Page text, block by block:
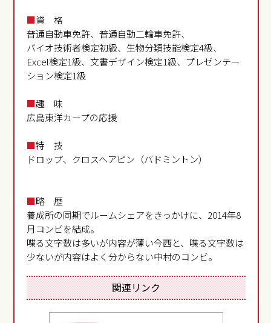
■資 格
普通自動車免許、普通自動二輪車免許、
バイオ技術者検定初級、生物分類技能検定4級、
Excel検定1級、文書デザイン検定1級、プレゼンテー
ション検定1級
■趣 味
広島東洋カープの応援
■特 技
ドロップ、クロスヘアピン（バドミントン）
■略 歴
養成所の同期でルームシェアをきっかけに、2014年8
月コンビを結成。
喋る文字数は多いが内容が薄い今西と、喋る文字数は
少ないが内容はよく分からない中村のコンビ。
関連リンク